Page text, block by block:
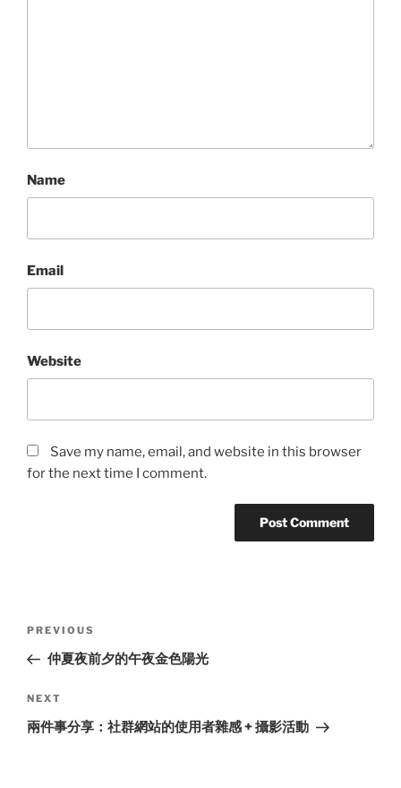
Name
Email
Website
Save my name, email, and website in this browser
for the next time I comment.
navigation
Previous
Post
PREVIOUS
仲夏夜前夕的午夜金色陽光
Next
Post
NEXT
兩件事分享：社群網站的使用者雜感 + 攝影活動